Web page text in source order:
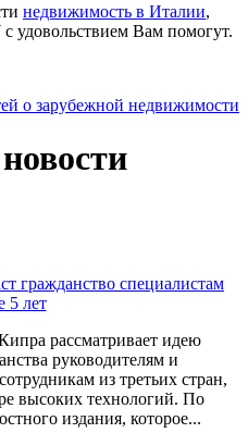
недвижимость в Италии,
удовольствием Вам помогут.
о зарубежной недвижимости
гражданство специалистам
5 лет
рассматривает идею
руководителям и
из третьих стран,
высоких технологий. По
издания, которое...